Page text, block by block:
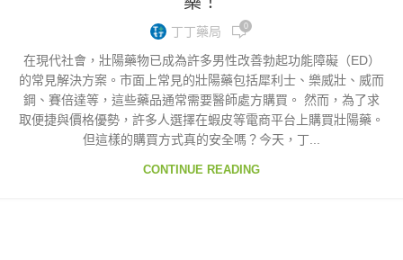
丁丁藥局 0
在現代社會，壯陽藥物已成為許多男性改善勃起功能障礙（ED）
的常見解決方案。市面上常見的壯陽藥包括犀利士、樂威壯、威而
鋼、賽倍達等，這些藥品通常需要醫師處方購買。 然而，為了求
取便捷與價格優勢，許多人選擇在蝦皮等電商平台上購買壯陽藥。
但這樣的購買方式真的安全嗎？今天，丁...
CONTINUE READING